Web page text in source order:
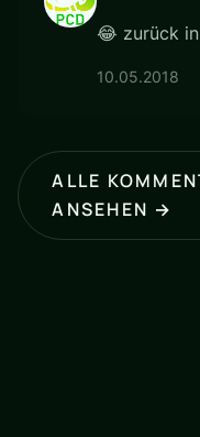
😂 zurück
10.05.2018
ALLE
ANSEHEN →